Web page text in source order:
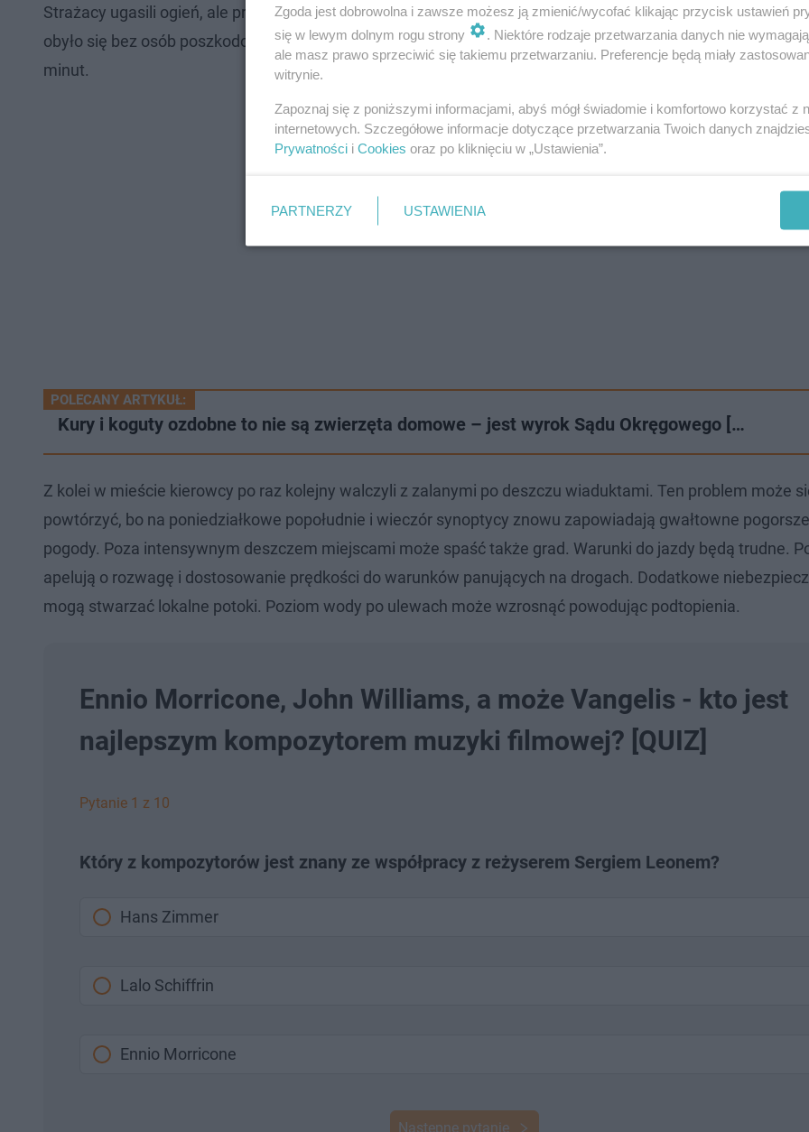
Strażacy ugasili ogień, ale przód samochodu został całkowicie zniszczony. Również w tym przypadku
obyło się bez osób poszkodowanych, jednak akcja gaśnicza zablokowała ruch w kierunku Krakowa na
minut.
POLECANY ARTYKUŁ:
Kury i koguty ozdobne to nie są zwierzęta domowe – jest wyrok Sądu Okręgowego […
Z kolei w mieście kierowcy po raz kolejny walczyli z zalanymi po deszczu wiaduktami. Ten problem może
powtórzyć, bo na poniedziałkowe popołudnie i wieczór synoptycy znowu zapowiadają gwałtowne
pogody. Poza intensywnym deszczem miejscami może spaść także grad. Warunki do jazdy będą trudne.
apelują o rozwagę i dostosowanie prędkości do warunków panujących na drogach. Dodatkowe
mogą stwarzać lokalne potoki. Poziom wody po ulewach może wzrosnąć powodując podtopienia.
Ennio Morricone, John Williams, a może Vangelis - kto jest
najlepszym kompozytorem muzyki filmowej? [QUIZ]
Pytanie 1 z 10
Który z kompozytorów jest znany ze współpracy z reżyserem Sergiem Leonem?
Hans Zimmer
Lalo Schiffrin
Ennio Morricone
Następne pytanie
Zgoda jest dobrowolna i zawsze możesz ją zmienić/wycofać klikając przycisk ustawień
się w lewym dolnym rogu strony
. Niektóre rodzaje przetwarzania danych nie
ale masz prawo sprzeciwić się takiemu przetwarzaniu. Preferencje będą miały
witrynie.
Zapoznaj się z poniższymi informacjami, abyś mógł świadomie i komfortowo korzystać z
internetowych. Szczegółowe informacje dotyczące przetwarzania Twoich danych
Prywatności i Cookies oraz po kliknięciu w „Ustawienia”.
PARTNERZY USTAWIENIA